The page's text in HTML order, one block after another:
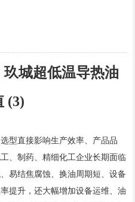
城超低温导热油
(3)
型直接影响生产效率、产品品
、制药、精细化工企业长期面临
易结焦腐蚀、换油周期短、设备
提升，还大幅增加设备运维、油